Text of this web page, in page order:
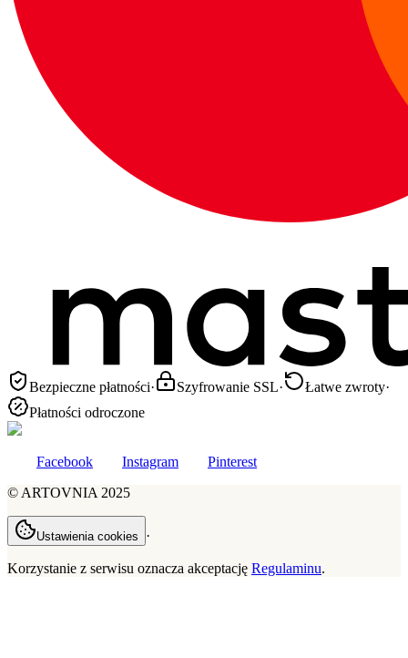
Bezpieczne płatności· Szyfrowanie SSL· Łatwe zwroty·
Płatności odroczone
Facebook Instagram
Pinterest
© ARTOVNIA 2025
Ustawienia cookies ·
Korzystanie z serwisu oznacza akceptację Regulaminu.